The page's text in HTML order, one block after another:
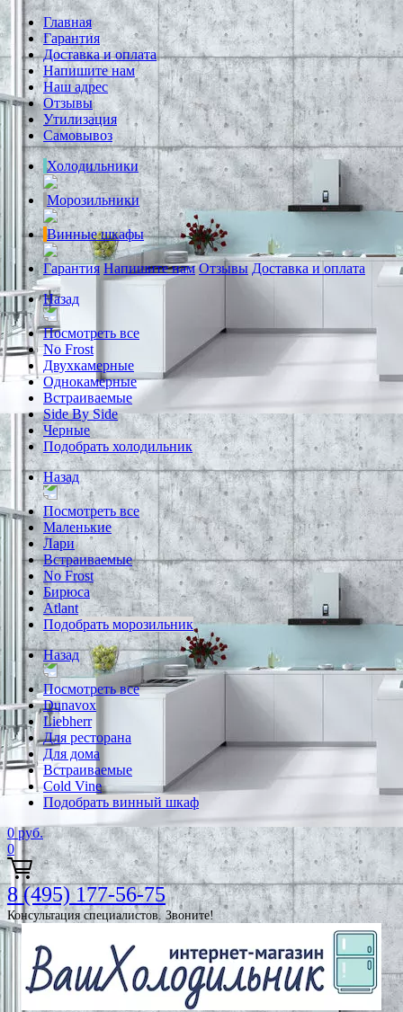
Главная
Гарантия
Доставка и оплата
Напишите нам
Наш адрес
Отзывы
Утилизация
Самовывоз
Холодильники
Морозильники
Винные шкафы
Гарантия Напишите нам Отзывы Доставка и оплата
Назад
Посмотреть все
No Frost
Двухкамерные
Однокамерные
Встраиваемые
Side By Side
Черные
Подобрать холодильник
Назад
Посмотреть все
Маленькие
Лари
Встраиваемые
No Frost
Бирюса
Atlant
Подобрать морозильник
Назад
Посмотреть все
Dunavox
Liebherr
Для ресторана
Для дома
Встраиваемые
Cold Vine
Подобрать винный шкаф
0 руб.
0
8 (495) 177-56-75
Консультация специалистов. Звоните!